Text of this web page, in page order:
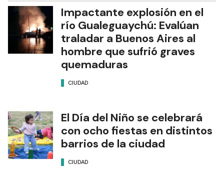
Impactante explosión en el
río Gualeguaychú: Evalúan
traladar a Buenos Aires al
hombre que sufrió graves
quemaduras
CIUDAD
El Día del Niño se celebrará
con ocho fiestas en distintos
barrios de la ciudad
CIUDAD